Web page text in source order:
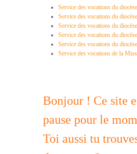
Service des vocations du
Service des vocations du
Service des vocations du
Service des vocations du
Service des vocations du
Service des vocations de la
Bonjour ! Ce site
pause pour le
Toi aussi tu